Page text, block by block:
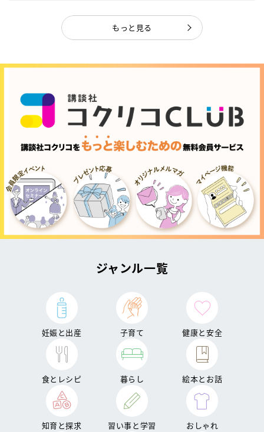
もっと見る
ジャンル一覧
妊娠と出産 子育て 健康と安全
食とレシピ 暮らし 絵本とお話
知育と探求 習い事と学習 おしゃれ